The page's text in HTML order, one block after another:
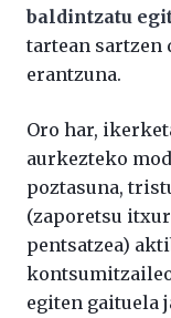
baldintzatu
tartean
erantzuna.
Oro har,
aurkezteko
poztasuna,
(zaporetsu
pentsatzea)
egiten gaituela